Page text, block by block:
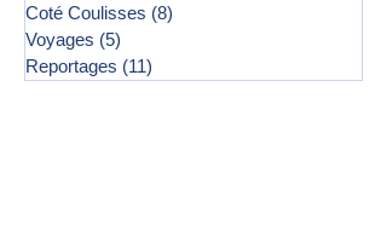
Coté Coulisses (8)
Voyages (5)
Reportages (11)